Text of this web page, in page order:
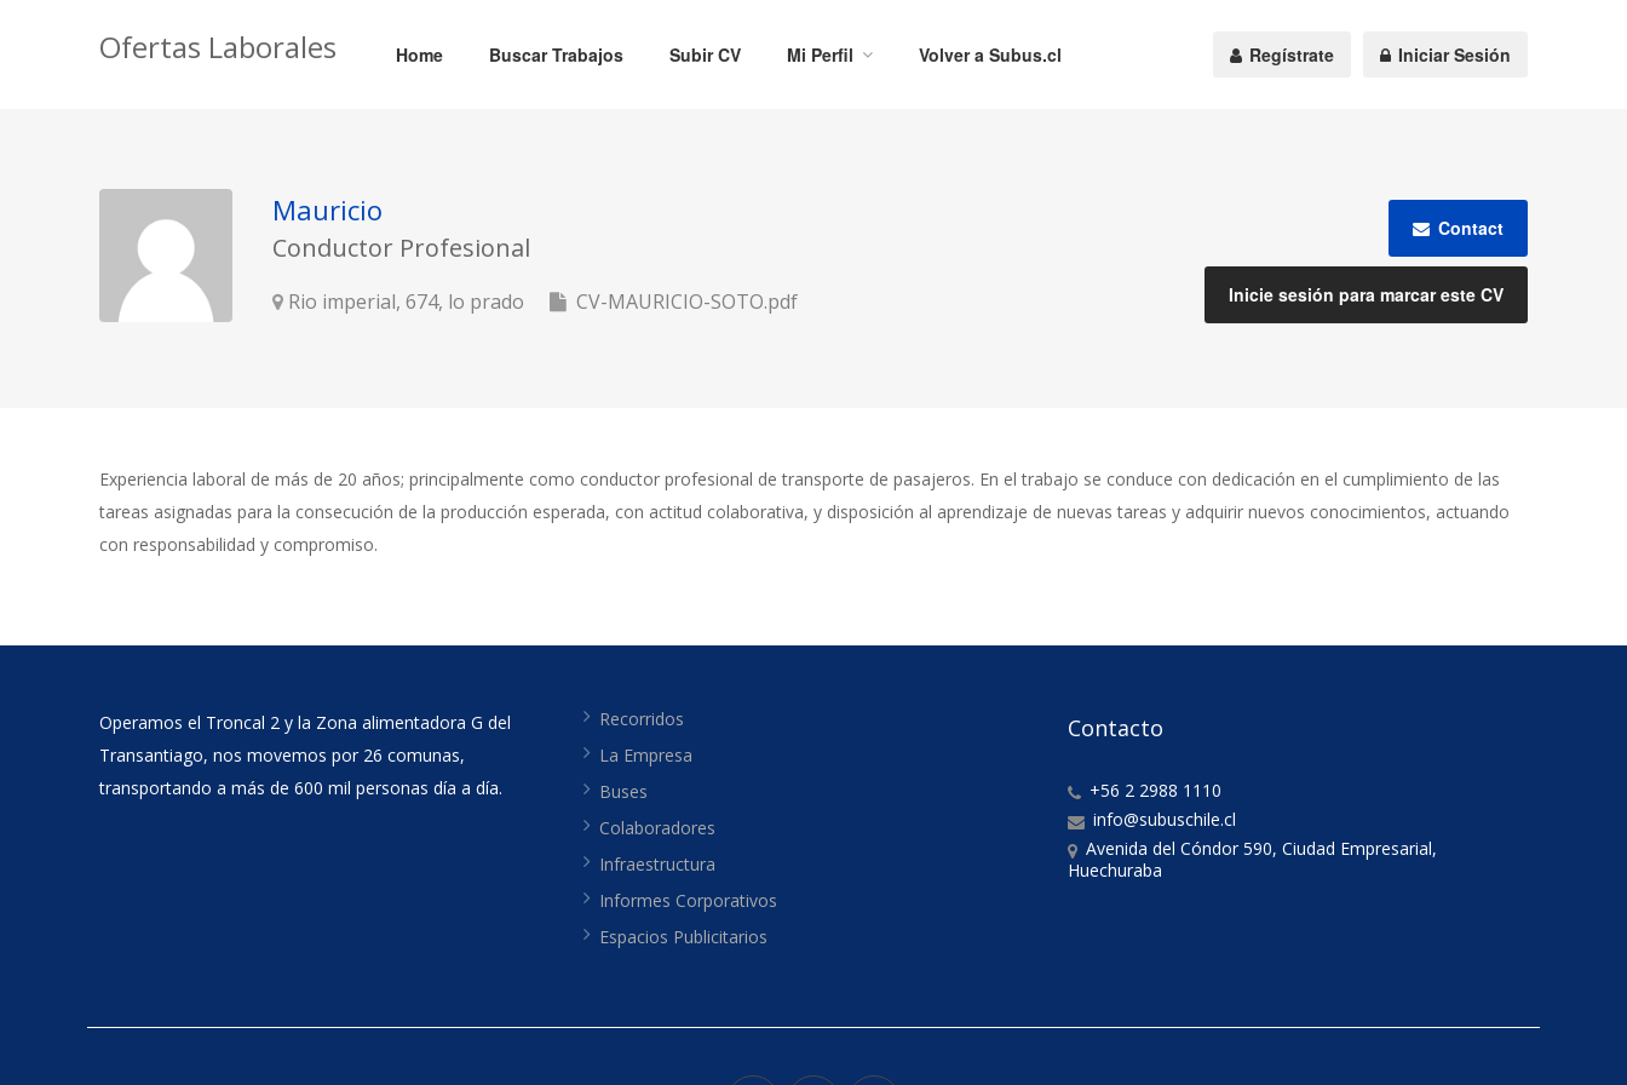
Ofertas Laborales Home Buscar Trabajos Subir CV Mi Perfil Volver a Subus.cl Regístrate Iniciar Sesión
Mauricio
Conductor Profesional
Rio imperial, 674, lo prado CV-MAURICIO-SOTO.pdf
Contact
Inicie sesión para marcar este CV
Experiencia laboral de más de 20 años; principalmente como conductor profesional de transporte de pasajeros. En el trabajo se conduce con dedicación en el cumplimiento de las
tareas asignadas para la consecución de la producción esperada, con actitud colaborativa, y disposición al aprendizaje de nuevas tareas y adquirir nuevos conocimientos, actuando
con responsabilidad y compromiso.
Operamos el Troncal 2 y la Zona alimentadora G del
Transantiago, nos movemos por 26 comunas,
transportando a más de 600 mil personas día a día.
Recorridos
La Empresa
Buses
Colaboradores
Infraestructura
Informes Corporativos
Espacios Publicitarios
Contacto
+56 2 2988 1110
info@subuschile.cl
Avenida del Cóndor 590, Ciudad Empresarial,
Huechuraba